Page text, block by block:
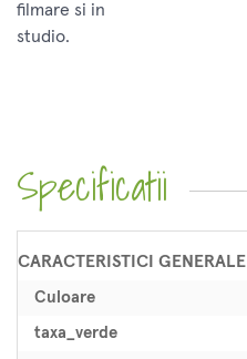
filmare si in
studio.
Specificatii
CARACTERISTICI GENERALE
Culoare
taxa_verde